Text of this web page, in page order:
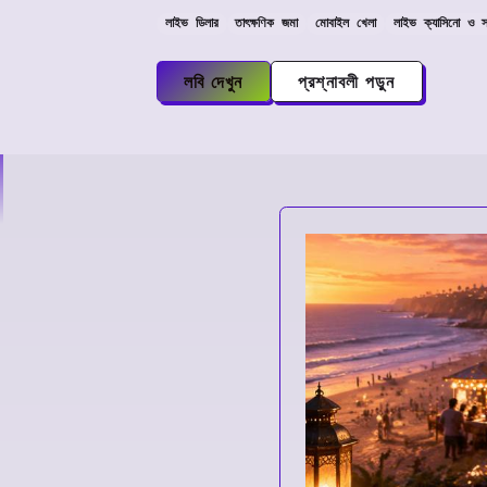
লাইভ ডিলার তাৎক্ষণিক জমা মোবাইল খেলা লাইভ ক্যাসিনো ও
লবি দেখুন প্রশ্নাবলী পড়ুন